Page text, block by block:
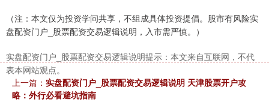
（注：本文仅为投资学问共享，不组成具体投资提倡。股市有风险实
盘配资门户_股票配资交易逻辑说明，入市需严慎。）
实盘配资门户_股票配资交易逻辑说明提示：本文来自互联网，不代
表本网站观点。
上一篇： 实盘配资门户_股票配资交易逻辑说明 天津股票开户攻
略：外行必看避坑指南